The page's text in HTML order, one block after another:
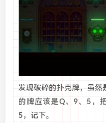
发现破碎的扑克牌，虽
的牌应该是Q、9、5，
5，记下。